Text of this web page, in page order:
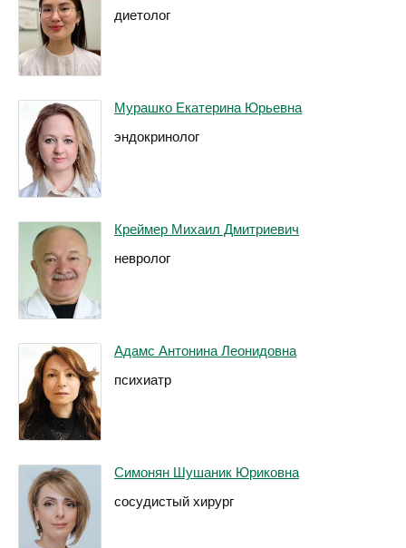
диетолог
Мурашко Екатерина Юрьевна
эндокринолог
Креймер Михаил Дмитриевич
невролог
Адамс Антонина Леонидовна
психиатр
Симонян Шушаник Юриковна
сосудистый хирург